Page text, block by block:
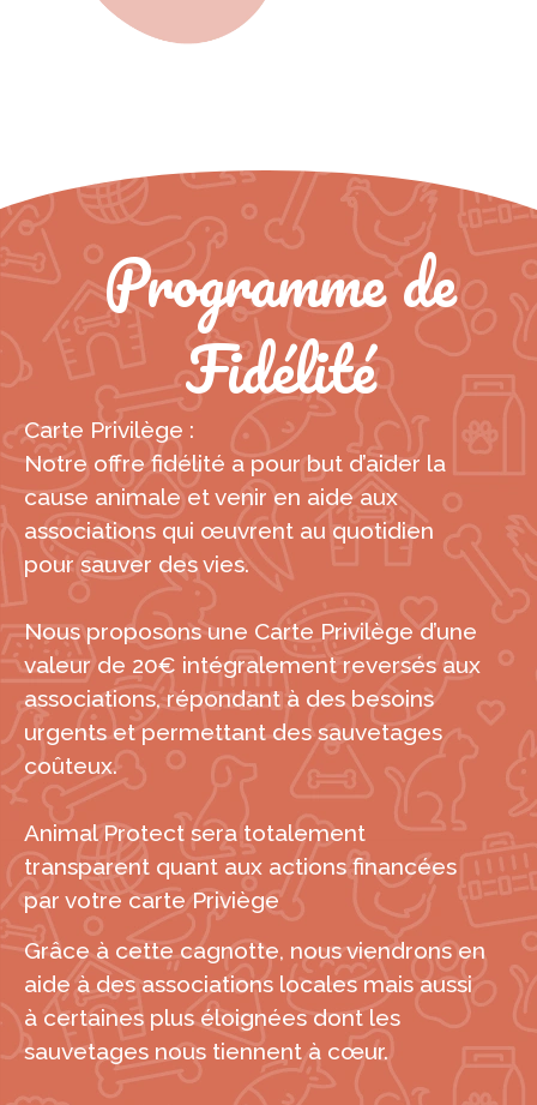
Programme de
Fidélité
Carte Privilège :
Notre offre fidélité a pour but d’aider la
cause animale et venir en aide aux
associations qui œuvrent au quotidien
pour sauver des vies.
Nous proposons une Carte Privilège d’une
valeur de 20€ intégralement reversés aux
associations, répondant à des besoins
urgents et permettant des sauvetages
coûteux.
Animal Protect sera totalement
transparent quant aux actions financées
par votre carte Priviège
Grâce à cette cagnotte, nous viendrons en
aide à des associations locales mais aussi
à certaines plus éloignées dont les
sauvetages nous tiennent à cœur.